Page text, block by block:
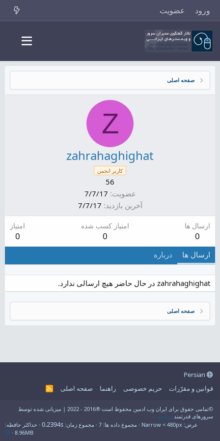
ورود عضویت
صفحه اصلی
Z
zahrahaghighat
کاربر انجمن
56
عضویت 7/7/17
آخرین بازدید 7/7/17
ارسال ها
0
امتیاز کسب شده
0
امتیاز
0
ارسال ها درباره
zahrahaghighat در حال حاضر هیچ ارسالی ندارد.
صفحه اصلی
قوانین و مقرّرات
حریم خصوصی راهنما صفحه اصلی
R
©تمامی حقوق برای ایران وب ادمین محفوظ است ®2016 - 2022 | میزبانی شده توسط
سرورهای قدرتمند فراسو
عرض
مجموع داده ها 7 مجموع زمان 0.2394s
حداکثر حافظه
8.96MB